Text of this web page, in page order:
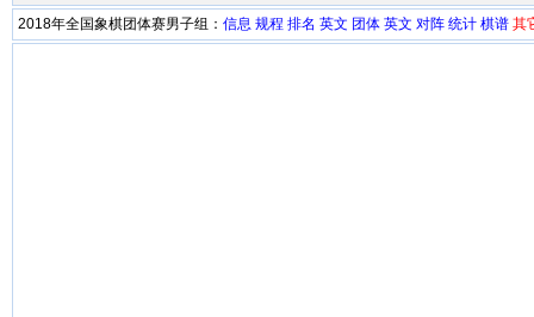
2018年全国象棋团体赛男子组： 信息 规程 排名 英文 团体 英文 对阵 统计 棋谱 其